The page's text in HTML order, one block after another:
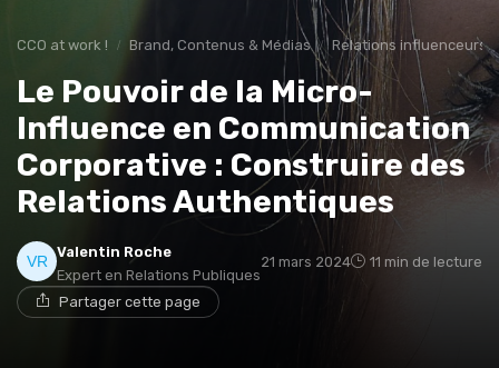
CCO at work ! Brand, Contenus & Médias Relations influenceurs
Le Pouvoir de la Micro-
Influence en Communication
Corporative : Construire des
Relations Authentiques
Valentin Roche
Expert en Relations Publiques
21 mars 2024 11 min de lecture
Partager cette page